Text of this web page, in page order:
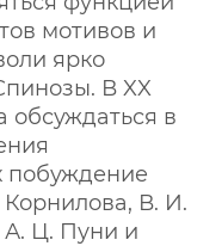
мотивов и
ярко
В XX
обсуждаться в
побуждение
В. И.
А. Ц. Пуни и